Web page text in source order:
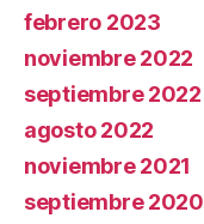
febrero 2023
noviembre 2022
septiembre 2022
agosto 2022
noviembre 2021
septiembre 2020